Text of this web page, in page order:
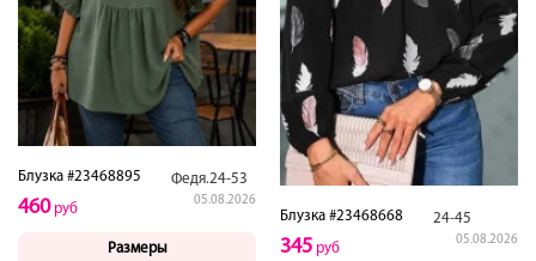
Блузка #23468895 Федя.24-53
05.08.2026
460руб
Размеры
Блузка #23468668 24-45
05.08.2026
345 руб